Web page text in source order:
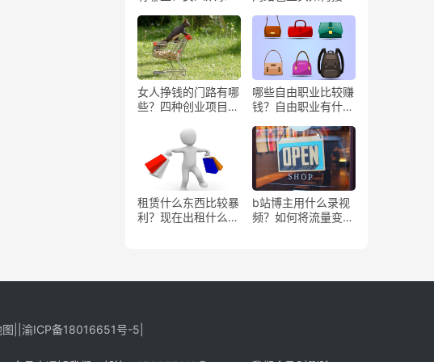
女人挣钱的门路有哪
些？四种创业项目推
哪些自由职业比较赚
钱？自由职业有什么
租赁什么东西比较暴
利？现在出租什么更
b站博主用什么录视
频？如何将流量变
渝ICP备18016651号-5